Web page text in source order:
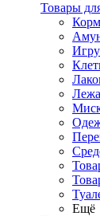
Товары
Ещё